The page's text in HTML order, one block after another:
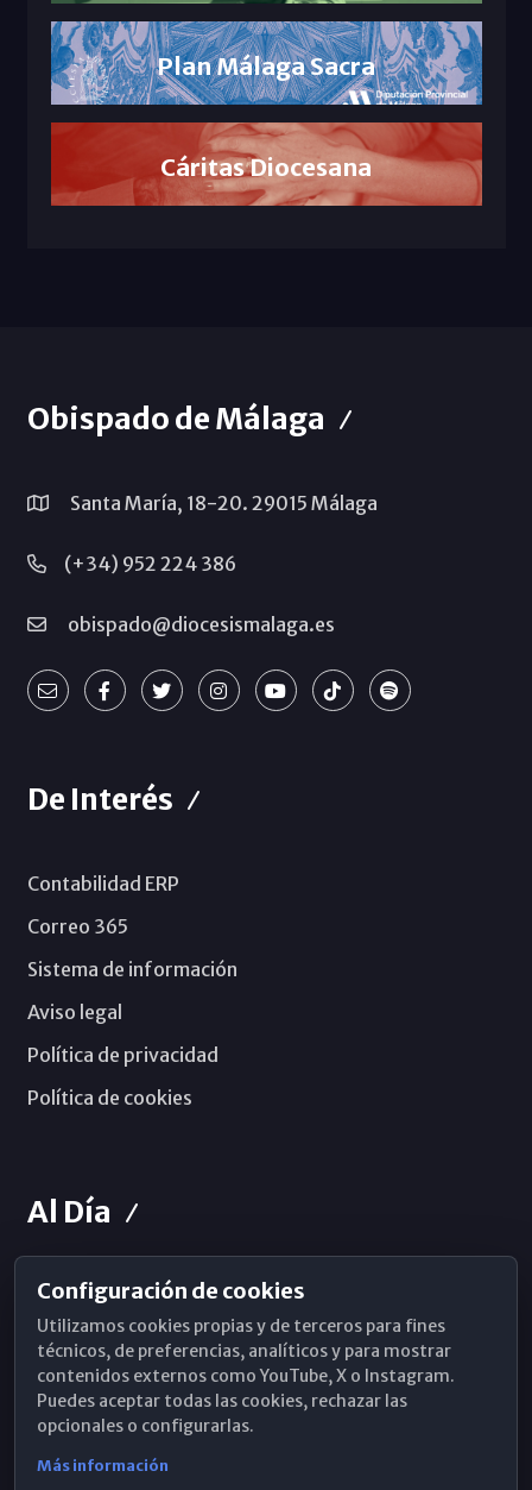
Plan Málaga Sacra
Cáritas Diocesana
Obispado de Málaga
Santa María, 18-20. 29015 Málaga
(+34) 952 224 386
obispado@diocesismalaga.es
De Interés
Contabilidad ERP
Correo 365
Sistema de información
Aviso legal
Política de privacidad
Política de cookies
Al Día
Horarios de Misa
Hemeroteca
WhatsApp
Configuración de cookies
Utilizamos cookies propias y de terceros para fines
técnicos, de preferencias, analíticos y para mostrar
contenidos externos como YouTube, X o Instagram.
Puedes aceptar todas las cookies, rechazar las
opcionales o configurarlas.
Más información